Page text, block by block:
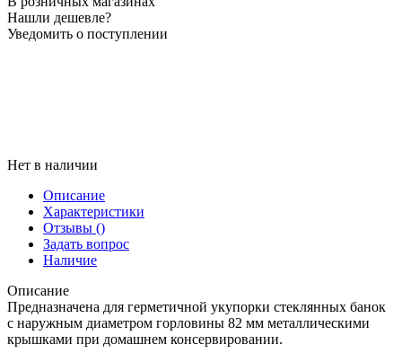
Нашли дешевле?
Уведомить о поступлении
Нет в наличии
Описание
Характеристики
Отзывы ()
Задать вопрос
Наличие
Описание
Предназначена для герметичной укупорки стеклянных банок
с наружным диаметром горловины 82 мм металлическими
крышками при домашнем консервировании.